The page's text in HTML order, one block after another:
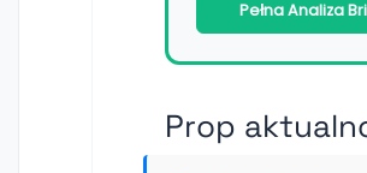
Pełna Analiza
Prop